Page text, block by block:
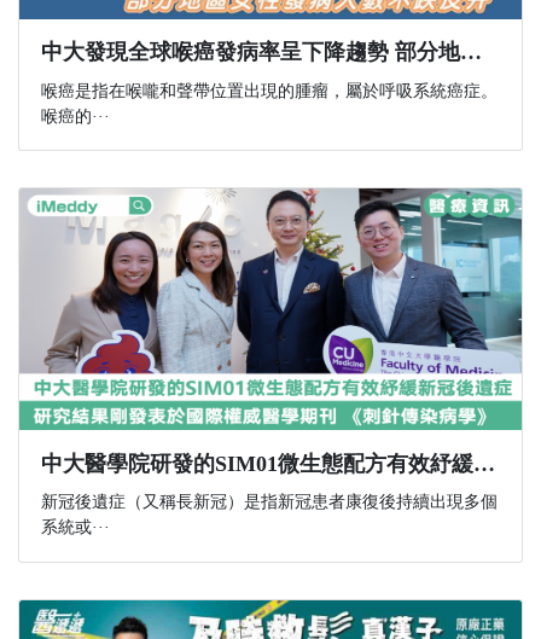
中大發現全球喉癌發病率呈下降趨勢 部分地區女性發病人數不跌反升
喉癌是指在喉嚨和聲帶位置出現的腫瘤，屬於呼吸系統癌症。
喉癌的···
中大醫學院研發的SIM01微生態配方有效紓緩新冠後遺症 研究結果剛發表於國際權威醫學期刊 《刺針傳染病學》
新冠後遺症（又稱長新冠）是指新冠患者康復後持續出現多個
系統或···